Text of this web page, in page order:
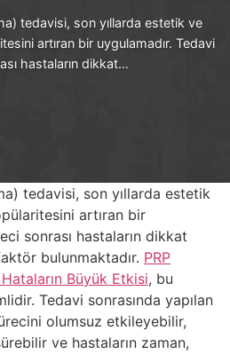
tedavisi, son yıllarda estetik ve
artıran bir uygulamadır. Tedavi
hastaların dikkat…
tedavisi, son yıllarda estetik
artıran bir
sonrası hastaların dikkat
bulunmaktadır. PRP
Büyük Etkisi, bu
Tedavi sonrasında yapılan
olumsuz etkileyebilir,
ve hastaların zaman,